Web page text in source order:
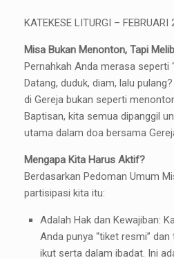
KATEKESE LITURGI – FEBRUARI
Misa Bukan Menonton, Tapi
Pernahkah Anda merasa seperti
Datang, duduk, diam, lalu
di Gereja bukan seperti
Baptisan, kita semua dipanggil
utama dalam doa bersama
Mengapa Kita Harus Aktif?
Berdasarkan Pedoman Umum
partisipasi kita itu:
Adalah Hak dan Kewajiban:
Anda punya “tiket resmi”
ikut serta dalam ibadat. Ini